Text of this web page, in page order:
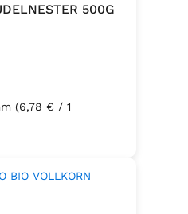
500G
(6,78 € / 1